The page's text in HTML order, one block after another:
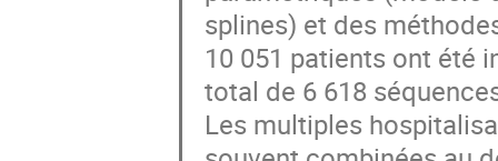
splines) et des
10 051 patients ont été
total de 6 618
Les multiples